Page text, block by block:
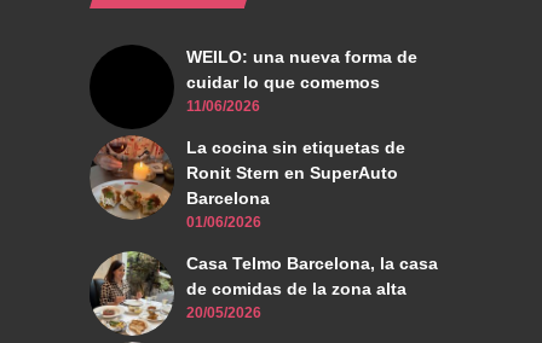
WEILO: una nueva forma de
cuidar lo que comemos
11/06/2026
La cocina sin etiquetas de
Ronit Stern en SuperAuto
Barcelona
01/06/2026
Casa Telmo Barcelona, la casa
de comidas de la zona alta
20/05/2026